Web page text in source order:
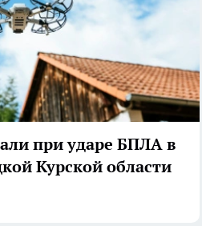
при ударе БПЛА в
Курской области